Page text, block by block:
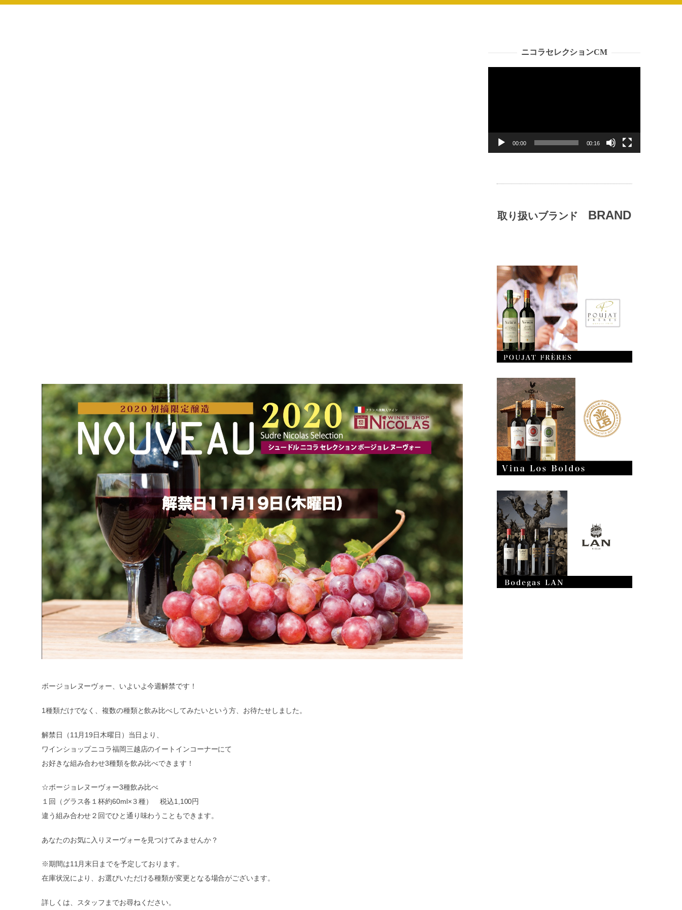
ボージョレヌーヴォー、いよいよ今週解禁です！
1種類だけでなく、複数の種類と飲み比べしてみたいという方、お待たせしました。
解禁日（11月19日木曜日）当日より、
ワインショップニコラ福岡三越店のイートインコーナーにて
お好きな組み合わせ3種類を飲み比べできます！
☆ボージョレヌーヴォー3種飲み比べ
１回（グラス各１杯約60ml×３種） 税込1,100円
違う組み合わせ２回でひと通り味わうこともできます。
あなたのお気に入りヌーヴォーを見つけてみませんか？
※期間は11月末日までを予定しております。
在庫状況により、お選びいただける種類が変更となる場合がございます。
詳しくは、スタッフまでお尋ねください。
ニコラセレクションCM
00:00 00:16
取り扱いブランド BRAND